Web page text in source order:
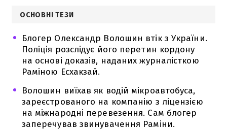
ОСНОВНІ ТЕЗИ
Блогер Олександр Волошин втік з України.
Поліція розслідує його перетин кордону
на основі доказів, наданих журналісткою
Раміною Есхакзай.
Волошин виїхав як водій мікроавтобуса,
зареєстрованого на компанію з ліцензією
на міжнародні перевезення. Сам блогер
заперечував звинувачення Раміни.